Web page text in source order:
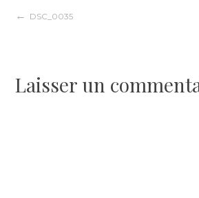
Navigation
l’article
DSC_0035
Laisser un